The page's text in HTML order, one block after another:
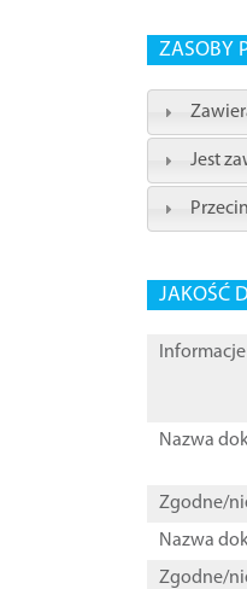
ZASOBY
Jest
JAKOŚĆ
Nazwa
Zgodne/
Nazwa
Zgodne/